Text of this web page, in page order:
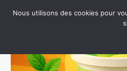
Nous utilisons des cookies pour